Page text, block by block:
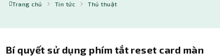
Trang chủ Tin tức Thủ thuật
Bí quyết sử dụng phím tắt reset card màn